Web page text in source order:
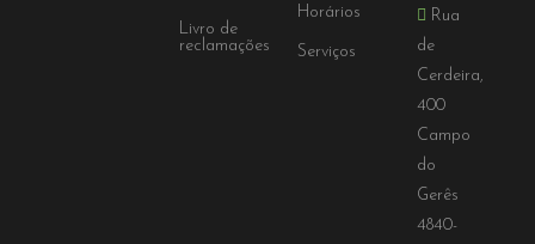
Livro de
reclamações
Horários
Serviços
Rua
de
Cerdeira,
400
Campo
do
Gerês
4840-